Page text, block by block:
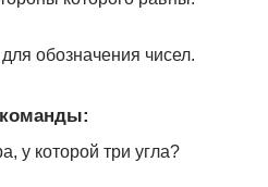
обозначения чисел.
у которой три угла?